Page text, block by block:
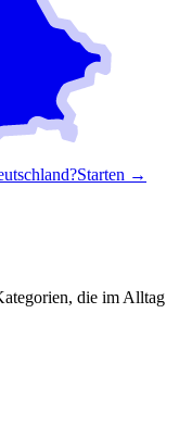
Starten →
die im Alltag